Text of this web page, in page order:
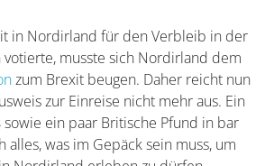
Nordirlands empfiehlt sich
mindestens fünf bis sieben
Sehenswürdigkeiten und
die landschaftliche Vielfalt der